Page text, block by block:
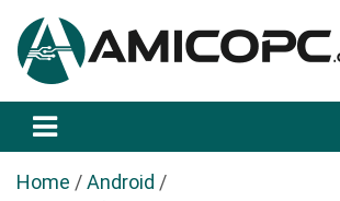
a
Amicopc.com
Home
Android